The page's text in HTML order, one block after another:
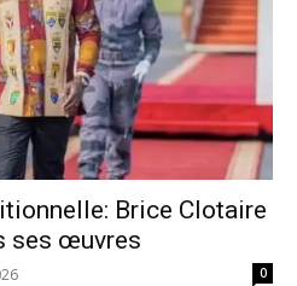
Brice Clotaire
ses œuvres
0